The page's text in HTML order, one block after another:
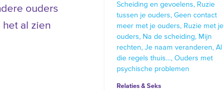
ouders
al zien
Scheiding en gevoelens
Ruzie
tussen je ouders Geen contact
meer met je ouders
Ruzie met je
ouders
Na de scheiding
Mijn
rechten Je naam veranderen Al
die regels thuis… Ouders met
psychische problemen
Relaties & Seks